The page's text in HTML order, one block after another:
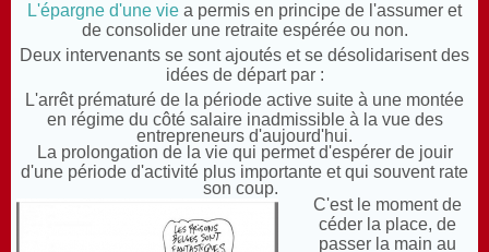
L'épargne d'une vie a permis en principe de l'assumer et
de consolider une retraite espérée ou non.
Deux intervenants se sont ajoutés et se désolidarisent des
idées de départ par :
L'arrêt prématuré de la période active suite à une montée
en régime du côté salaire inadmissible à la vue des
entrepreneurs d'aujourd'hui.
La prolongation de la vie qui permet d'espérer de jouir
d'une période d'activité plus importante et qui souvent rate
son coup.
C'est le moment de
céder la place, de
passer la main au